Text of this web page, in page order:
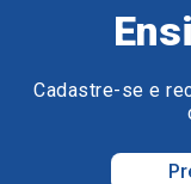
Cadastre-se e